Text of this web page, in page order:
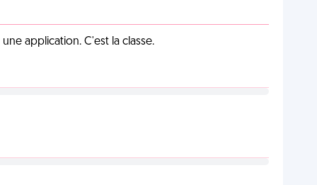
application. C'est la classe.